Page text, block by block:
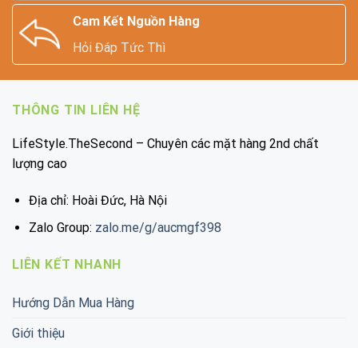
Cam Kết Nguồn Hàng
Hỏi Đáp Tức Thì
THÔNG TIN LIÊN HỆ
LifeStyle.TheSecond – Chuyên các mặt hàng 2nd chất
lượng cao
Địa chỉ: Hoài Đức, Hà Nội
Zalo Group: zalo.me/g/aucmgf398
LIÊN KẾT NHANH
Hướng Dẫn Mua Hàng
Giới thiệu